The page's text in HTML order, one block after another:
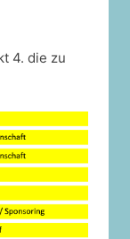
4. die zu